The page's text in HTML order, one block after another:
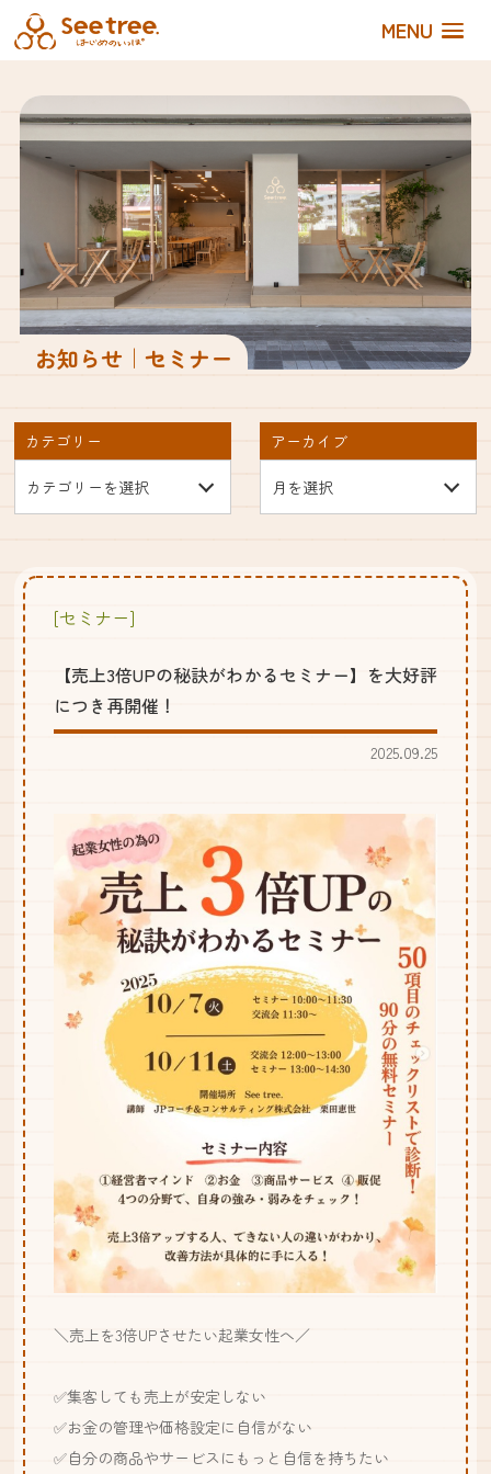
MENU
お知らせ｜セミナー
カテゴリー アーカイブ
[セミナー]
【売上3倍UPの秘訣がわかるセミナー】を大好評
につき再開催！
2025.09.25
＼売上を3倍UPさせたい起業女性へ／
✅集客しても売上が安定しない
✅お金の管理や価格設定に自信がない
✅自分の商品やサービスにもっと自信を持ちたい